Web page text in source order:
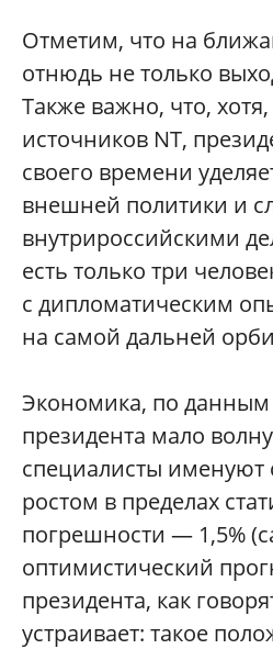
Отметим, что на
отнюдь не только
Также важно, что,
источников NT,
своего времени
внешней политики и
внутрироссийскими
есть только три
с дипломатическим
на самой дальней
Экономика, по данным
президента мало
специалисты именуют
ростом в пределах
погрешности — 1,5%
оптимистический
президента, как
устраивает: такое